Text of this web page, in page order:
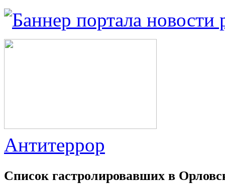
Антитеррор
Список гастролировавших в